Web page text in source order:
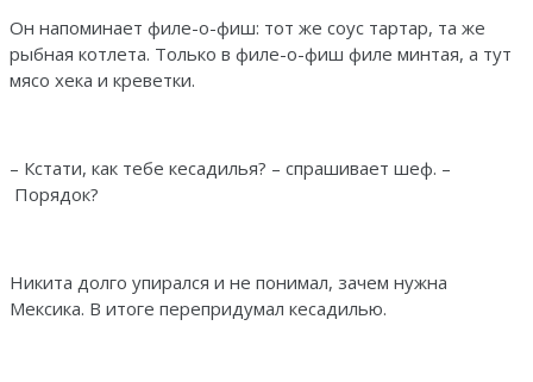
Он напоминает филе-о-фиш: тот же соус тартар, та же
рыбная котлета. Только в филе-о-фиш филе минтая, а тут
мясо хека и креветки.
– Кстати, как тебе кесадилья? – спрашивает шеф. –
Порядок?
Никита долго упирался и не понимал, зачем нужна
Мексика. В итоге перепридумал кесадилью.